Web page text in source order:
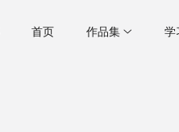
首页 作品集 学